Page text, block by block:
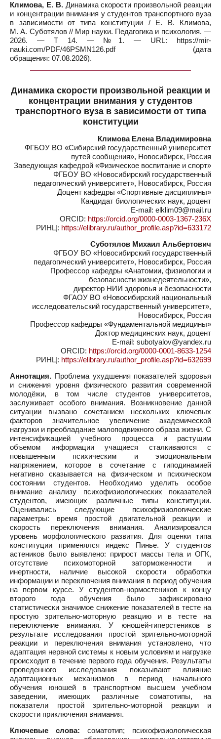
Климова, Е. В.Динамика скорости произвольной реакции
и концентрации внимания у студентов транспортного вуза
в зависимости от типа конституции / Е. В. Климова,
М. А. Суботялов // Мир науки. Педагогика и психология. —
2026. — Т 14. — №1. — URL: https://mir-
nauki.com/PDF/46PSMN126.pdf (дата
обращения: 07.08.2026).
Динамика скорости произвольной реакции и
концентрации внимания у студентов
транспортного вуза в зависимости от типа
конституции
Климова Елена Владимировна
ФГБОУ ВО «Сибирский государственный университет
путей сообщения», Новосибирск, Россия
Заведующая кафедрой «Физическое воспитание и спорт»
ФГБОУ ВО «Новосибирский государственный
педагогический университет», Новосибирск, Россия
Доцент кафедры «Спортивные дисциплины»
Кандидат биологических наук, доцент
E-mail: elklim09@mail.ru
ORCID: https://orcid.org/0000-0003-1367-236X
РИНЦ: https://elibrary.ru/author_profile.asp?id=633172
Суботялов Михаил Альбертович
ФГБОУ ВО «Новосибирский государственный
педагогический университет», Новосибирск, Россия
Профессор кафедры «Анатомии, физиологии и
безопасности жизнедеятельности»,
директор НИИ здоровья и безопасности
ФГАОУ ВО «Новосибирский национальный
исследовательский государственный университет»,
Новосибирск, Россия
Профессор кафедры «Фундаментальной медицины»
Доктор медицинских наук, доцент
E-mail: subotyalov@yandex.ru
ORCID: https://orcid.org/0000-0001-8633-1254
РИНЦ: https://elibrary.ru/author_profile.asp?id=632699
Аннотация. Проблема ухудшения показателей здоровья
и снижения уровня физического развития современной
молодёжи, в том числе студентов университетов,
заслуживает особого внимания. Возникновение данной
ситуации вызвано сочетанием нескольких ключевых
факторов значительное увеличение академической
нагрузки и преобладание малоподвижного образа жизни. С
интенсификацией учебного процесса и растущим
объемом информации учащиеся сталкиваются с
повышенным психическим и эмоциональным
напряжением, которое в сочетание с гиподинамией
негативно сказывается на физическом и психическом
состоянии студентов. Необходимо уделить особое
внимание анализу психофизиологических показателей
студентов, имеющих различные типы конституции.
Оценивались следующие психофизиологические
параметры: время простой двигательной реакции и
скорость переключения внимания. Анализировался
уровень морфологического развития. Для оценки типа
конституции применялся индекс Пинье. У студентов
астеников было выявлено: прирост массы тела и ОГК,
отсутствие психомоторной заторможенности и
инертности, наличие высокой скорости обработки
информации и переключения внимания в период обучения
на первом курсе. У студентов-нормостеников к концу
второго года обучения было зафиксировано
статистически значимое снижение показателей в тесте на
простую зрительно-моторную реакцию и в тесте на
переключение внимания. У юношей-гиперстеников в
результате исследования простой зрительно-моторной
реакции и переключения внимания установлено, что
адаптация нервной системы к новым условиям и нагрузке
происходит в течение первого года обучения. Результаты
проведенного исследования показывают влияние
адаптационных механизмов в период начального
обучения юношей в транспортном высшем учебном
заведении, имеющих различные соматотипы, на
показатели простой зрительно-моторной реакции и
скорости приключения внимания.
Ключевые слова: соматотип; психофизиологическая